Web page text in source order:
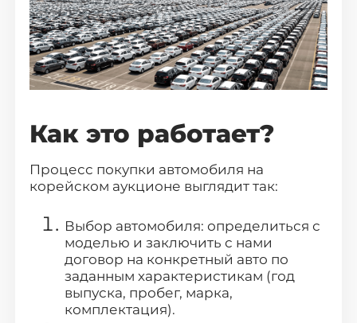
Как это работает?
Процесс покупки автомобиля на
корейском аукционе выглядит так:
Выбор автомобиля: определиться с
моделью и заключить с нами
договор на конкретный авто по
заданным характеристикам (год
выпуска, пробег, марка,
комплектация).